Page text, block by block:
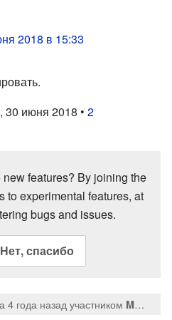
2018 в 15:33
30 июня 2018 • 2
features? By joining the
to experimental features, at
bugs and issues.
Нет, спасибо
4 года назад участником MaksTsepkov